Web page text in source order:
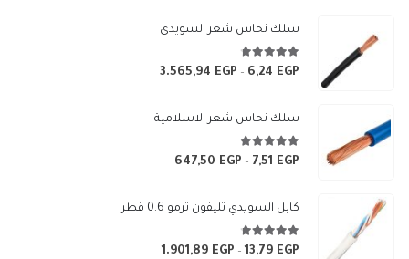
سلك نحاس شعر السويدي
4.67 من 5
6,24 EGP
–
3.565,94 EGP
نطاق
منسلك نحاس شعر الاسلامية
4.83 من 5
7,51 EGP
–
647,50 EGP
من
خلال
كابل السويدي تليفون ترمو 0.6 قطر
4.67 من 5
13,79 EGP
–
1.901,89 EGP
نطاق